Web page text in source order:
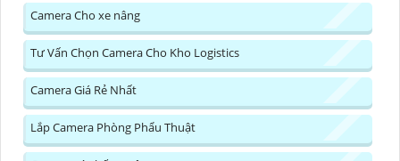
Camera Cho xe nâng
Tư Vấn Chọn Camera Cho Kho Logistics
Camera Giá Rẻ Nhất
Lắp Camera Phòng Phẩu Thuật